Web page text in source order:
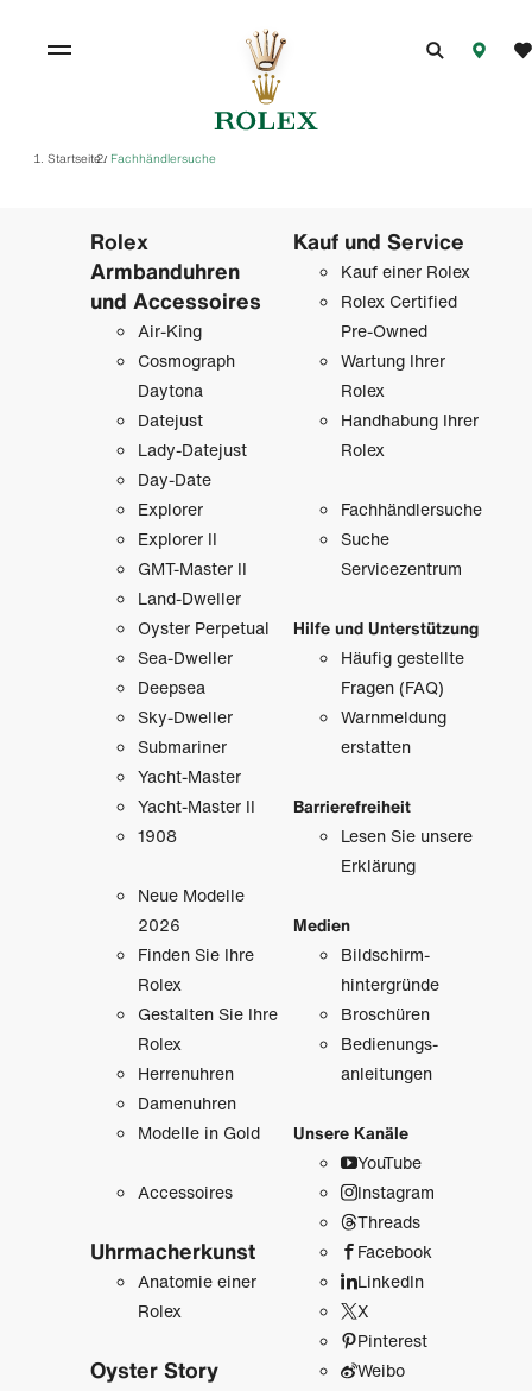
Startseite/ Fachhändlersuche
Rolex
Armbanduhren
und Accessoires
Air-King
Cosmograph
Daytona
Datejust
Lady-Datejust
Day-Date
Explorer
Explorer II
GMT-Master II
Land-Dweller
Oyster Perpetual
Sea-Dweller
Deepsea
Sky-Dweller
Submariner
Yacht-Master
Yacht-Master II
1908
Neue Modelle
2026
Finden Sie Ihre
Rolex
Gestalten Sie Ihre
Rolex
Herrenuhren
Damenuhren
Modelle in Gold
Accessoires
Uhrmacher­kunst
Anatomie einer
Rolex
Oyster Story
Kauf und Service
Kauf einer Rolex
Rolex Certified
Pre-Owned
Wartung Ihrer
Rolex
Handhabung Ihrer
Rolex
Fachhändlersuche
Suche
Servicezentrum
Hilfe und Unterstützung
Häufig gestellte
Fragen (FAQ)
Warnmeldung
erstatten
Barrierefreiheit
Lesen Sie unsere
Erklärung
Medien
Bildschirm­
hintergründe
Broschüren
Bedienungs­
anleitungen
Unsere Kanäle
YouTube
Instagram
Threads
Facebook
LinkedIn
X
Pinterest
Weibo